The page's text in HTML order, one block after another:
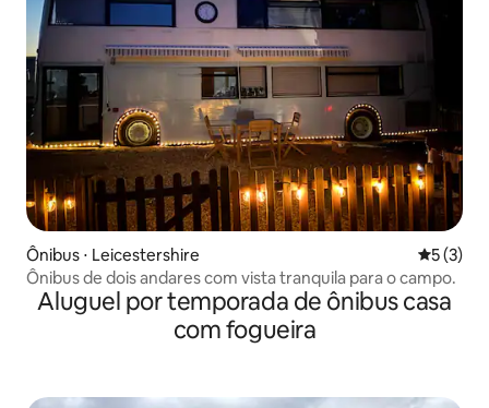
Ônibus ⋅ Leicestershire 5 de
5 (3)
Ônibus de dois andares com vista tranquila para o campo.
Aluguel por temporada de ônibus casa
com fogueira